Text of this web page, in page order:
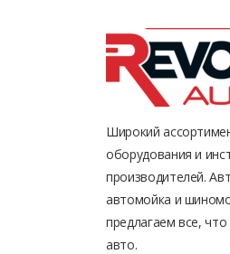
Широкий
оборудования и
производителей.
автомойка и
предлагаем все,
авто.